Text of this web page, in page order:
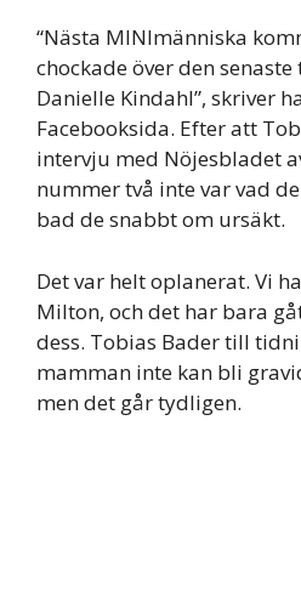
“Nästa MINImänniska
chockade över den
Danielle Kindahl”, skriver
Facebooksida. Efter att
intervju med Nöjesbladet
nummer två inte var vad
bad de snabbt om ursäkt.
Det var helt oplanerat. Vi
Milton, och det har bara
dess. Tobias Bader till
mamman inte kan bli
men det går tydligen.